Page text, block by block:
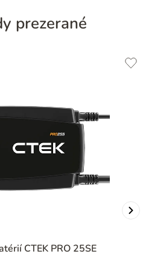
prezerané
CTEK PRO 25SE